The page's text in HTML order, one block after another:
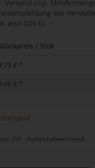
Versand zzgl.
des
, also 2,00 €)
/ Stck
€ *
€ *
(DE - Ausland abweichend)